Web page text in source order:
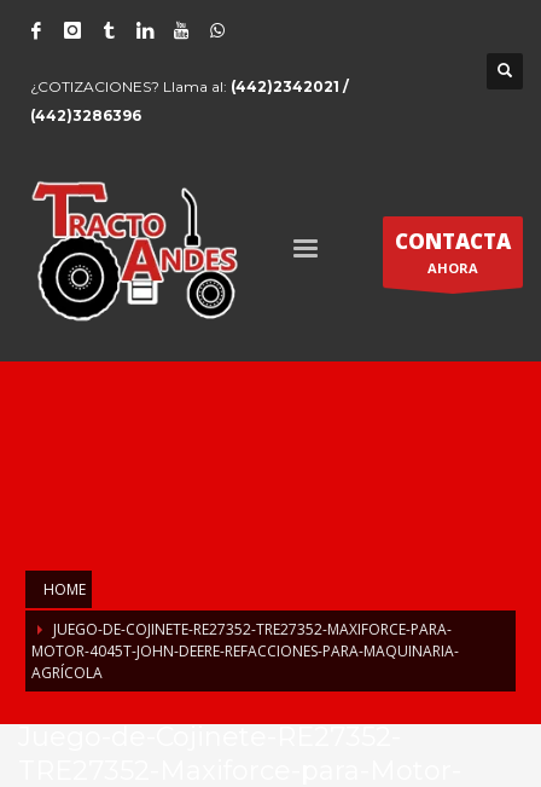
¿COTIZACIONES? Llama al: (442)2342021 /
(442)3286396
CONTACTA
AHORA
HOME
JUEGO-DE-COJINETE-RE27352-TRE27352-MAXIFORCE-PARA-
MOTOR-4045T-JOHN-DEERE-REFACCIONES-PARA-MAQUINARIA-
AGRÍCOLA